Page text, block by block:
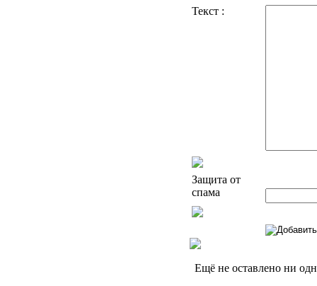
Текст :
Защита от
спама
Ещё не оставлено ни